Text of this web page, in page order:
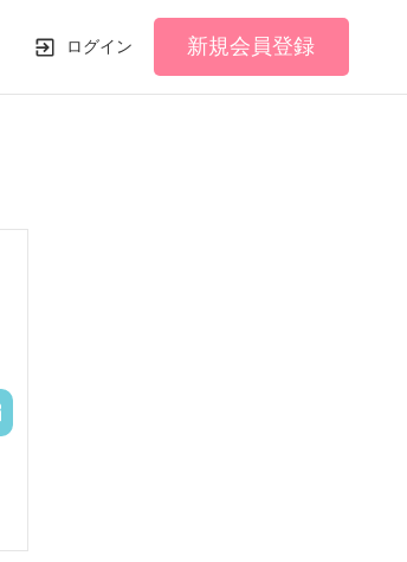
ログイン 新規会員登録